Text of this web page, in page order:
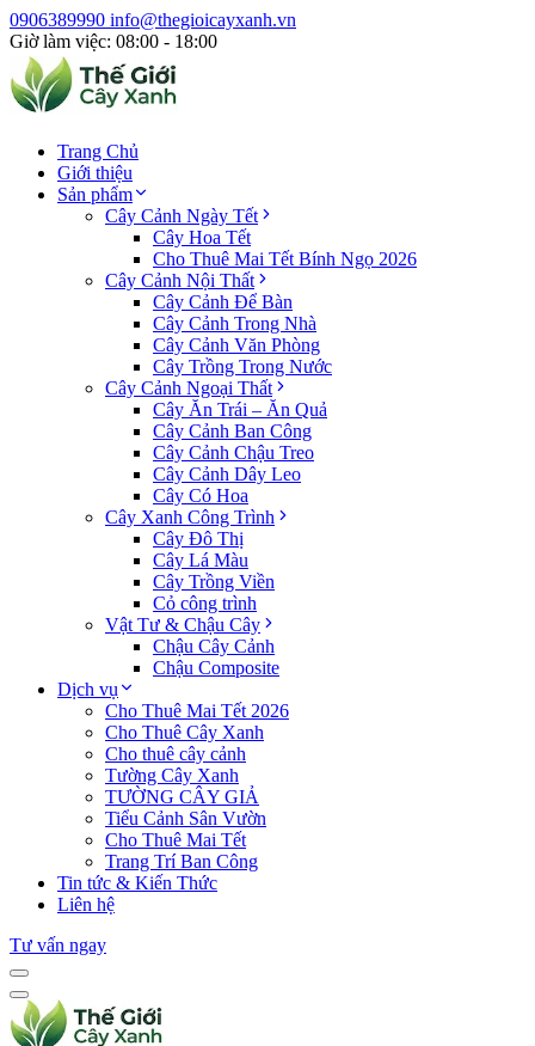
0906389990 info@thegioicayxanh.vn
Giờ làm việc: 08:00 - 18:00
Trang Chủ
Giới thiệu
Sản phẩm
Cây Cảnh Ngày Tết
Cây Hoa Tết
Cho Thuê Mai Tết Bính Ngọ 2026
Cây Cảnh Nội Thất
Cây Cảnh Để Bàn
Cây Cảnh Trong Nhà
Cây Cảnh Văn Phòng
Cây Trồng Trong Nước
Cây Cảnh Ngoại Thất
Cây Ăn Trái – Ăn Quả
Cây Cảnh Ban Công
Cây Cảnh Chậu Treo
Cây Cảnh Dây Leo
Cây Có Hoa
Cây Xanh Công Trình
Cây Đô Thị
Cây Lá Màu
Cây Trồng Viền
Cỏ công trình
Vật Tư & Chậu Cây
Chậu Cây Cảnh
Chậu Composite
Dịch vụ
Cho Thuê Mai Tết 2026
Cho Thuê Cây Xanh
Cho thuê cây cảnh
Tường Cây Xanh
TƯỜNG CÂY GIẢ
Tiểu Cảnh Sân Vườn
Cho Thuê Mai Tết
Trang Trí Ban Công
Tin tức & Kiến Thức
Liên hệ
Tư vấn ngay